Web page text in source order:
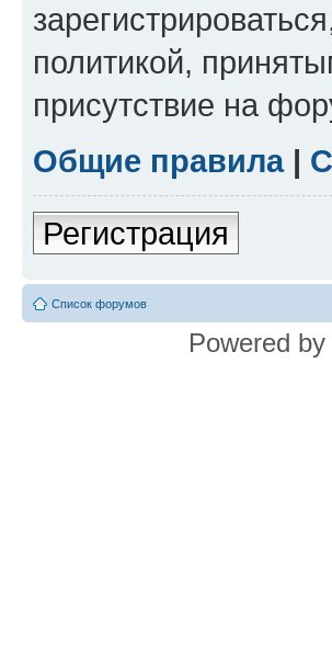
политикой,
присутствие на
Общие правила|
Регистрация
Список форумов
Powered by